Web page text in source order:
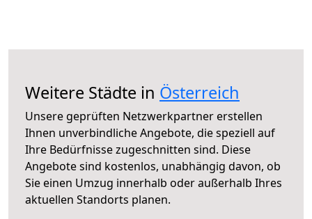
Weitere Städte in Österreich
Unsere geprüften Netzwerkpartner erstellen
Ihnen unverbindliche Angebote, die speziell auf
Ihre Bedürfnisse zugeschnitten sind. Diese
Angebote sind kostenlos, unabhängig davon, ob
Sie einen Umzug innerhalb oder außerhalb Ihres
aktuellen Standorts planen.